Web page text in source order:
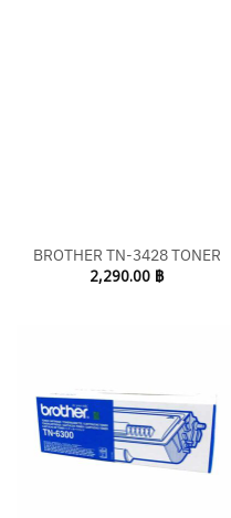
BROTHER TN-3428 TONER
2,290.00 ฿